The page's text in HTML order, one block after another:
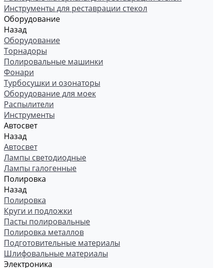
Инструменты для реставрации стекол
Оборудование
Назад
Оборудование
Торнадоры
Полировальные машинки
Фонари
Турбосушки и озонаторы
Оборудование для моек
Распылители
Инструменты
Автосвет
Назад
Автосвет
Лампы светодиодные
Лампы галогенные
Полировка
Назад
Полировка
Круги и подложки
Пасты полировальные
Полировка металлов
Подготовительные материалы
Шлифовальные материалы
Электроника